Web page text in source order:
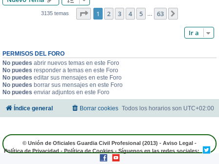
3135 temas Página de 63
1 2 3 4 5 63
Ir a
PERMISOS DEL FORO
No puedes abrir nuevos temas en este Foro
No puedes responder a temas en este Foro
No puedes editar sus mensajes en este Foro
No puedes borrar sus mensajes en este Foro
No puedes enviar adjuntos en este Foro
Índice general Todos los horarios son UTC+02:00
Borrar cookies
© Unión de Oficiales Guardia Civil Profesional (2013) - Aviso Legal -
Política de Privacidad - Política de Cookies - Síguenos en las redes sociales: